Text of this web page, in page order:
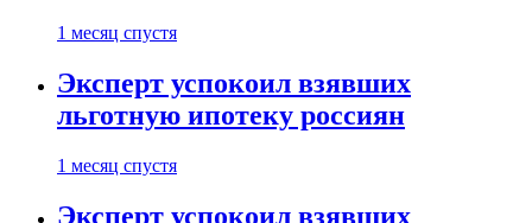
1 месяц спустя
Эксперт успокоил взявших
льготную ипотеку россиян
1 месяц спустя
Эксперт успокоил взявших